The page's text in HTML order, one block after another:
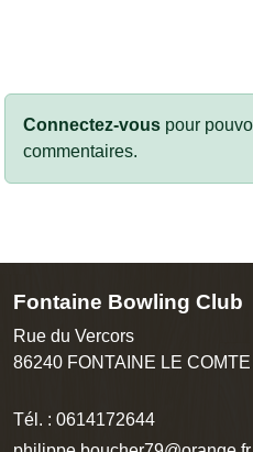
Connectez-vous pour
commentaires.
Fontaine Bowling Club
Rue du Vercors
86240 FONTAINE LE COMTE
Tél. : 0614172644